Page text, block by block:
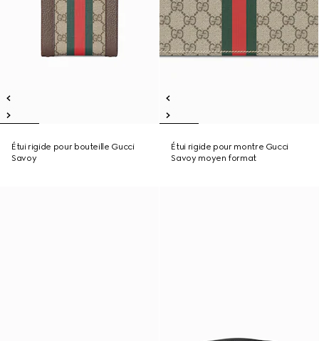
Étui rigide pour bouteille Gucci
Savoy
Étui rigide pour montre Gucci
Savoy moyen format